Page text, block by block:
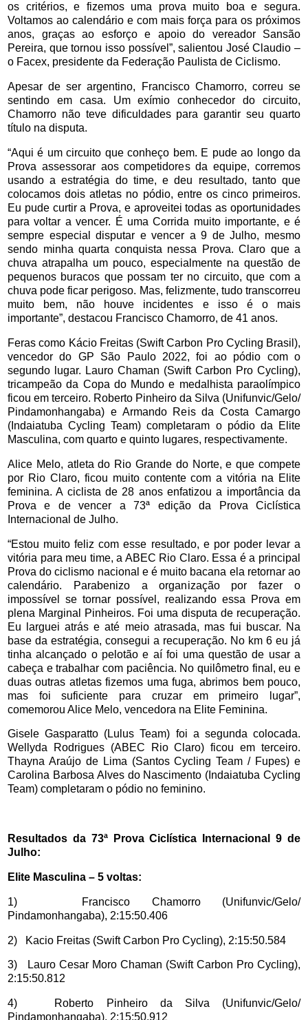
os critérios, e fizemos uma prova muito boa e segura.
Voltamos ao calendário e com mais força para os próximos
anos, graças ao esforço e apoio do vereador Sansão
Pereira, que tornou isso possível”, salientou José Claudio –
o Facex, presidente da Federação Paulista de Ciclismo.
Apesar de ser argentino, Francisco Chamorro, correu se
sentindo em casa. Um exímio conhecedor do circuito,
Chamorro não teve dificuldades para garantir seu quarto
título na disputa.
“Aqui é um circuito que conheço bem. E pude ao longo da
Prova assessorar aos competidores da equipe, corremos
usando a estratégia do time, e deu resultado, tanto que
colocamos dois atletas no pódio, entre os cinco primeiros.
Eu pude curtir a Prova, e aproveitei todas as oportunidades
para voltar a vencer. É uma Corrida muito importante, e é
sempre especial disputar e vencer a 9 de Julho, mesmo
sendo minha quarta conquista nessa Prova. Claro que a
chuva atrapalha um pouco, especialmente na questão de
pequenos buracos que possam ter no circuito, que com a
chuva pode ficar perigoso. Mas, felizmente, tudo transcorreu
muito bem, não houve incidentes e isso é o mais
importante”, destacou Francisco Chamorro, de 41 anos.
Feras como Kácio Freitas (Swift Carbon Pro Cycling Brasil),
vencedor do GP São Paulo 2022, foi ao pódio com o
segundo lugar. Lauro Chaman (Swift Carbon Pro Cycling),
tricampeão da Copa do Mundo e medalhista paraolímpico
ficou em terceiro. Roberto Pinheiro da Silva (Unifunvic/Gelo/
Pindamonhangaba) e Armando Reis da Costa Camargo
(Indaiatuba Cycling Team) completaram o pódio da Elite
Masculina, com quarto e quinto lugares, respectivamente.
Alice Melo, atleta do Rio Grande do Norte, e que compete
por Rio Claro, ficou muito contente com a vitória na Elite
feminina. A ciclista de 28 anos enfatizou a importância da
Prova e de vencer a 73ª edição da Prova Ciclística
Internacional de Julho.
“Estou muito feliz com esse resultado, e por poder levar a
vitória para meu time, a ABEC Rio Claro. Essa é a principal
Prova do ciclismo nacional e é muito bacana ela retornar ao
calendário. Parabenizo a organização por fazer o
impossível se tornar possível, realizando essa Prova em
plena Marginal Pinheiros. Foi uma disputa de recuperação.
Eu larguei atrás e até meio atrasada, mas fui buscar. Na
base da estratégia, consegui a recuperação. No km 6 eu já
tinha alcançado o pelotão e aí foi uma questão de usar a
cabeça e trabalhar com paciência. No quilômetro final, eu e
duas outras atletas fizemos uma fuga, abrimos bem pouco,
mas foi suficiente para cruzar em primeiro lugar”,
comemorou Alice Melo, vencedora na Elite Feminina.
Gisele Gasparatto (Lulus Team) foi a segunda colocada.
Wellyda Rodrigues (ABEC Rio Claro) ficou em terceiro.
Thayna Araújo de Lima (Santos Cycling Team / Fupes) e
Carolina Barbosa Alves do Nascimento (Indaiatuba Cycling
Team) completaram o pódio no feminino.
Resultados da 73ª Prova Ciclística Internacional 9 de
Julho:
Elite Masculina – 5 voltas:
1) Francisco Chamorro (Unifunvic/Gelo/
Pindamonhangaba), 2:15:50.406
2) Kacio Freitas (Swift Carbon Pro Cycling), 2:15:50.584
3) Lauro Cesar Moro Chaman (Swift Carbon Pro Cycling),
2:15:50.812
4) Roberto Pinheiro da Silva (Unifunvic/Gelo/
Pindamonhangaba), 2:15:50.912